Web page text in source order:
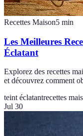
Recettes Maison5 min
Les Meilleures
Éclatant
Explorez des recettes
et découvrez comment
teint éclatantrecettes
Jul 30